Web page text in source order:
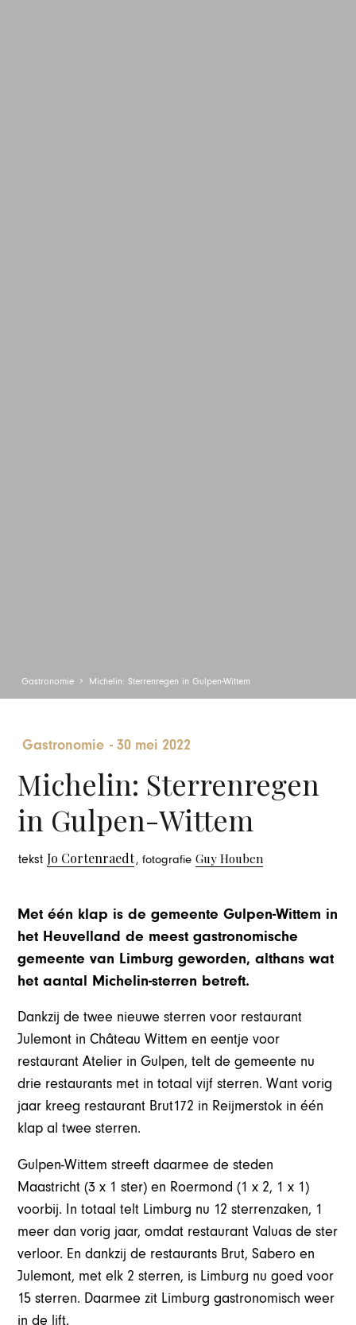
Gastronomie Michelin: Sterrenregen in Gulpen-Wittem
Gastronomie -30 mei 2022
Michelin: Sterrenregen
in Gulpen-Wittem
tekstJo Cortenraedt, fotografieGuy Houben
Met één klap is de gemeente Gulpen-Wittem in
het Heuvelland de meest gastronomische
gemeente van Limburg geworden, althans wat
het aantal Michelin-sterren betreft.
Dankzij de twee nieuwe sterren voor restaurant
Julemont in Château Wittem en eentje voor
restaurant Atelier in Gulpen, telt de gemeente nu
drie restaurants met in totaal vijf sterren. Want vorig
jaar kreeg restaurant Brut172 in Reijmerstok in één
klap al twee sterren.
Gulpen-Wittem streeft daarmee de steden
Maastricht (3 x 1 ster) en Roermond (1 x 2, 1 x 1)
voorbij. In totaal telt Limburg nu 12 sterrenzaken, 1
meer dan vorig jaar, omdat restaurant Valuas de ster
verloor. En dankzij de restaurants Brut, Sabero en
Julemont, met elk 2 sterren, is Limburg nu goed voor
15 sterren. Daarmee zit Limburg gastronomisch weer
in de lift.